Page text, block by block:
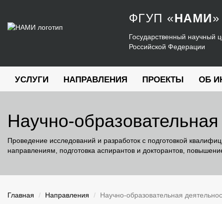
ФГУП «НАМИ»
Государственный научный
Российской Федерации
УСЛУГИ НАПРАВЛЕНИЯ ПРОЕКТЫ ОБ
Научно-
Проведение исследований и разработок с подготовкой
направлениям, подготовка аспирантов и докторантов,
Главная Направления Научно-образовательная